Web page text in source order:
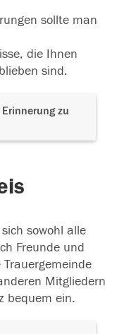
sollte man
die Ihnen
sind.
zu
sowohl alle
Freunde und
Mitgliedern
bequem ein.